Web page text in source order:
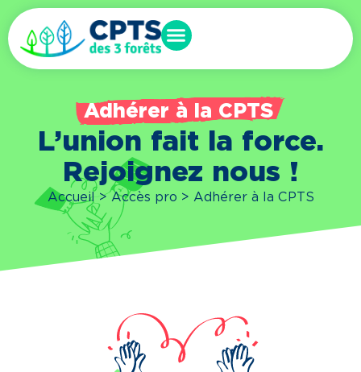
Adhérer à la CPTS
L’union fait la force.
Rejoignez nous !
Accueil>Accès pro > Adhérer à la CPTS